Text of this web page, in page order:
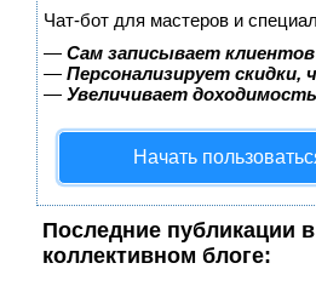
Чат-бот для мастеров и
— Сам записывает
— Персонализирует скидки,
— Увеличивает
Начать
Последние публикации в
коллективном блоге: